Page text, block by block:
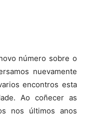
número sobre o
nuevamente
encontros esta
Ao coñecer as
nos últimos anos